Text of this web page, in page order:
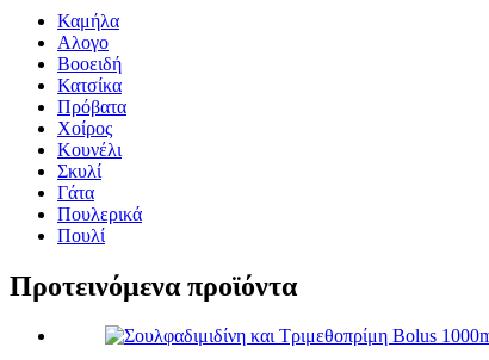
Καμήλα
Αλογο
Βοοειδή
Κατσίκα
Πρόβατα
Χοίρος
Κουνέλι
Σκυλί
Γάτα
Πουλερικά
Πουλί
Προτεινόμενα προϊόντα